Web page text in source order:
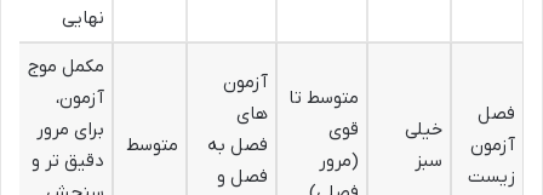
نهایی
فصل
آزمون
زیست
خیلی
سبز
متوسط تا
قوی
(مرور
آزمون
های
فصل به
فصل و
متوسط
مکمل موج
آزمون،
برای مرور
دقیق تر و